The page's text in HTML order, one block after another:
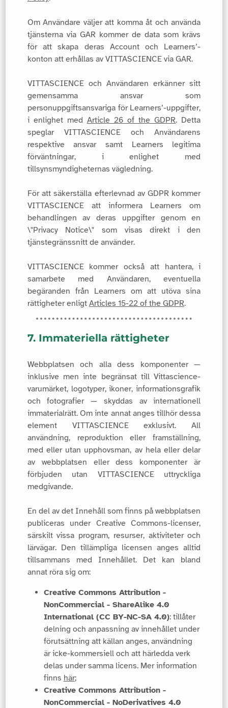
Om Användare väljer att komma åt och använda
tjänsterna via GAR kommer de data som krävs
för att skapa deras Account och Learners’-
konton att erhållas av VITTASCIENCE via GAR.
VITTASCIENCE och Användaren erkänner sitt
gemensamma ansvar som
personuppgiftsansvariga för Learners’-uppgifter,
i enlighet med Article 26 of the GDPR. Detta
speglar VITTASCIENCE och Användarens
respektive ansvar samt Learners legitima
förväntningar, i enlighet med
tillsynsmyndigheternas vägledning.
För att säkerställa efterlevnad av GDPR kommer
VITTASCIENCE att informera Learners om
behandlingen av deras uppgifter genom en
\"Privacy Notice\" som visas direkt i den
tjänstegränssnitt de använder.
VITTASCIENCE kommer också att hantera, i
samarbete med Användaren, eventuella
begäranden från Learners om att utöva sina
rättigheter enligt Articles 15-22 of the GDPR.
7. Immateriella rättigheter
Webbplatsen och alla dess komponenter —
inklusive men inte begränsat till Vittascience-
varumärket, logotyper, ikoner, informationsgrafik
och fotografier — skyddas av internationell
immaterialrätt. Om inte annat anges tillhör dessa
element VITTASCIENCE exklusivt. All
användning, reproduktion eller framställning,
med eller utan upphovsman, av hela eller delar
av webbplatsen eller dess komponenter är
förbjuden utan VITTASCIENCE uttryckliga
medgivande.
En del av det Innehåll som finns på webbplatsen
publiceras under Creative Commons-licenser,
särskilt vissa program, resurser, aktiviteter och
lärvägar. Den tillämpliga licensen anges alltid
tillsammans med Innehållet. Det kan bland
annat röra sig om:
Creative Commons Attribution -
NonCommercial - ShareAlike 4.0
International (CC BY-NC-SA 4.0): tillåter
delning och anpassning av innehållet under
förutsättning att källan anges, användning
är icke-kommersiell och att härledda verk
delas under samma licens. Mer information
finns här;
Creative Commons Attribution -
NonCommercial - NoDerivatives 4.0